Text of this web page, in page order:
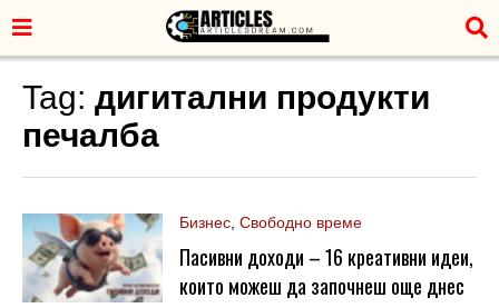
Tag: дигитални продукти
печалба
Бизнес, Свободно време
Пасивни доходи – 16 креативни идеи,
които можеш да започнеш още днес